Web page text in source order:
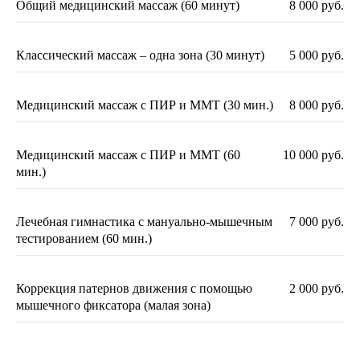
Общий медицинский массаж (60 минут) 8 000 руб.
Классический массаж – одна зона (30 минут) 5 000 руб.
Медицинский массаж с ПИР и ММТ (30 мин.) 8 000 руб.
Медицинский массаж с ПИР и ММТ (60
мин.)
10 000 руб.
Лечебная гимнастика с мануально-мышечным
тестированием (60 мин.)
7 000 руб.
Коррекция патернов движения с помощью
мышечного фиксатора (малая зона)
2 000 руб.
Роман Анисимович
Алголог, анестезиолог-реаниматолог с
Записаться